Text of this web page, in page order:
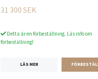
31 300 SEK
Detta är en förbeställning. Läs info om
förbeställning!
LÄS MER